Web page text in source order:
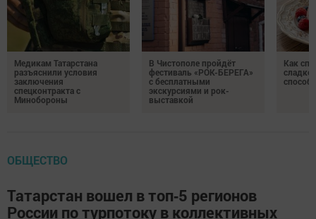
Медикам Татарстана
разъяснили условия
заключения
спецконтракта с
Минобороны
В Чистополе пройдёт
фестиваль «РОК-БЕРЕГА»
с бесплатными
экскурсиями и рок-
выставкой
Как
ОБЩЕСТВО
Татарстан вошел в топ‑5 регионов
России по турпотоку в коллективных